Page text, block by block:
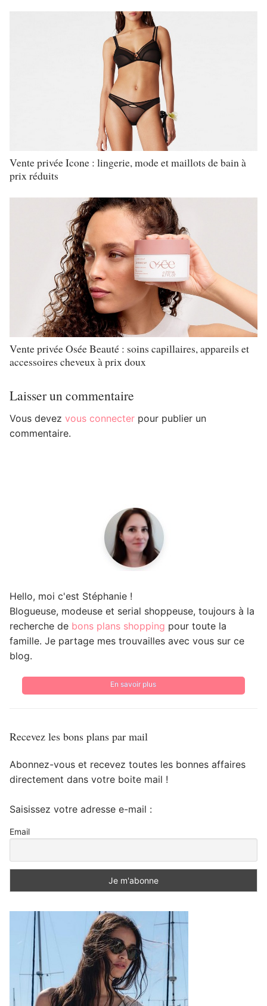
Vente privée Icone : lingerie, mode et maillots de bain à
prix réduits
Vente privée Osée Beauté : soins capillaires, appareils et
accessoires cheveux à prix doux
Laisser un commentaire
Vous devez vous connecter pour publier un
commentaire.
Hello, moi c'est Stéphanie !
Blogueuse, modeuse et serial shoppeuse, toujours à la
recherche de bons plans shopping pour toute la
famille. Je partage mes trouvailles avec vous sur ce
blog.
En savoir plus
Recevez les bons plans par mail
Abonnez-vous et recevez toutes les bonnes affaires
directement dans votre boite mail !
Saisissez votre adresse e-mail :
Email